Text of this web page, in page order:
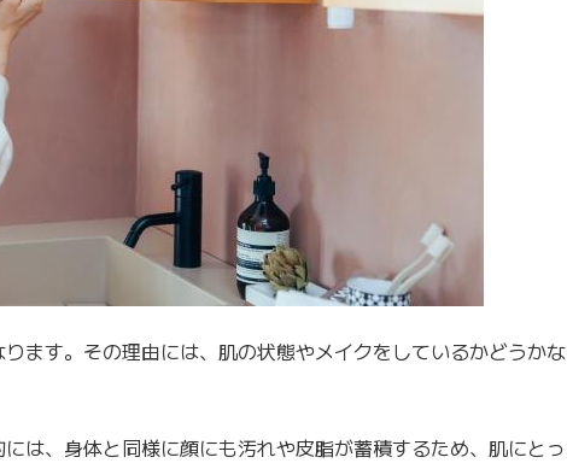
ます。その理由には、肌の状態やメイクをしているかどうかな
は、身体と同様に顔にも汚れや皮脂が蓄積するため、肌にとっ